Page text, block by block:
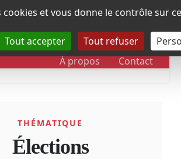
des cookies
cookies et vous donne le contrôle sur
Tout accepter
Tout refuser
DOSSIERS CHRONOLOGIE
À propos Contact
THÉMATIQUE
Élections